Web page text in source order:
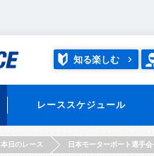
知る楽しむ
レーススケジュール
本日のレース 日本モーターボート選手